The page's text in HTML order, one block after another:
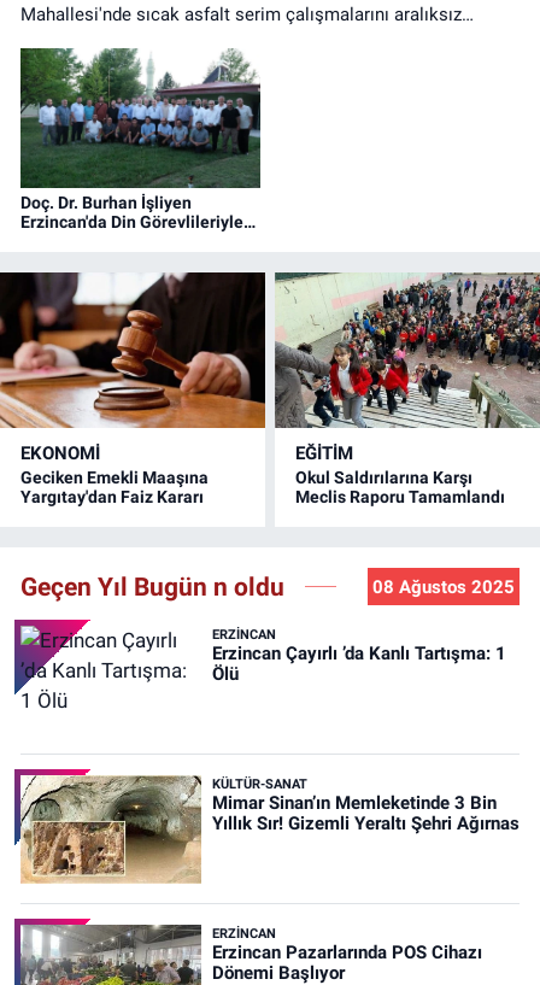
Mahallesi'nde sıcak asfalt serim çalışmalarını aralıksız
Doç. Dr. Burhan İşliyen
Erzincan'da Din Görevlileriyle
EKONOMİ
Geciken Emekli Maaşına
Yargıtay'dan Faiz Kararı
EĞİTİM
Okul Saldırılarına Karşı
Meclis Raporu Tamamlandı
Geçen Yıl Bugün n oldu 08 Ağustos 2025
ERZINCAN
Erzincan Çayırlı ’da Kanlı Tartışma: 1
Ölü
KÜLTÜR-SANAT
Mimar Sinan’ın Memleketinde 3 Bin
Yıllık Sır! Gizemli Yeraltı Şehri Ağırnas
ERZINCAN
Erzincan Pazarlarında POS Cihazı
Dönemi Başlıyor